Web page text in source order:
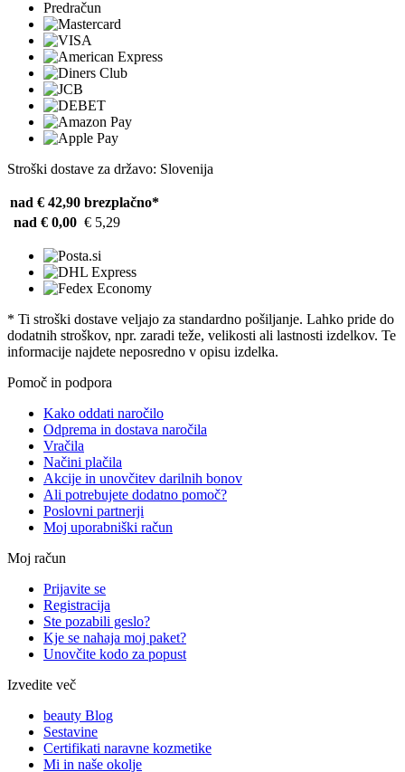
Predračun
Stroški dostave za državo: Slovenija
nad € 42,90 brezplačno*
nad € 0,00 € 5,29
* Ti stroški dostave veljajo za standardno pošiljanje. Lahko pride do
dodatnih stroškov, npr. zaradi teže, velikosti ali lastnosti izdelkov. Te
informacije najdete neposredno v opisu izdelka.
Pomoč in podpora
Kako oddati naročilo
Odprema in dostava naročila
Vračila
Načini plačila
Akcije in unovčitev darilnih bonov
Ali potrebujete dodatno pomoč?
Poslovni partnerji
Moj uporabniški račun
Moj račun
Prijavite se
Registracija
Ste pozabili geslo?
Kje se nahaja moj paket?
Unovčite kodo za popust
Izvedite več
beauty Blog
Sestavine
Certifikati naravne kozmetike
Mi in naše okolje